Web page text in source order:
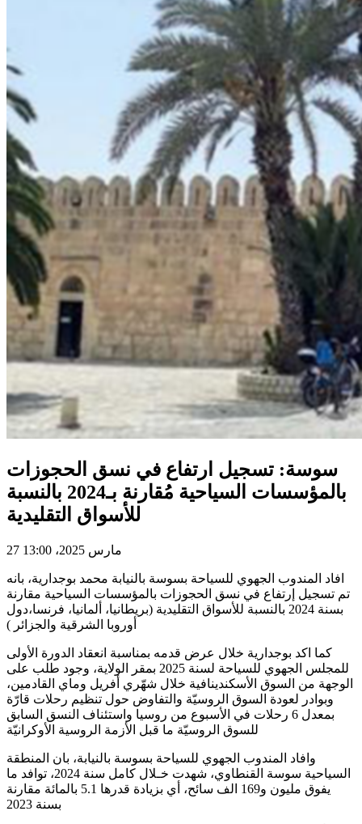
سوسة: تسجيل ارتفاع في نسق الحجوزات
بالمؤسسات السياحية مُقارنة بـ2024 بالنسبة
للأسواق التقليدية
27 مارس 2025، 13:00
افاد المندوب الجهوي للسياحة بسوسة بالنيابة محمد بوجدارية، بانه
تم تسجيل إرتفاع في نسق الحجوزات بالمؤسسات السياحية مقارنة
بسنة 2024 بالنسبة للأسواق التقليدية (بريطانيا، ألمانيا، فرنسا،دول
أوروبا الشرقية والجزائر )
كما اكد بوجدارية خلال عرض قدمه بمناسبة انعقاد الدورة الأولى
للمجلس الجهوي للسياحة لسنة 2025 بمقر الولاية، وجود طلب على
الوجهة من السوق الأسكندينافية خلال شهّري أفريل وماي القادمين،
وبوادر لعودة السوق الروسيّة والتفاوض حول تنظيم رحلات قارّة
بمعدل 6 رحلات في الأسبوع من روسيا واستئناف النسق السابق
للسوق الروسيّة ما قبل الأزمة الروسية الأوكرانيّة
وافاد المندوب الجهوي للسياحة بسوسة بالنيابة، بان المنطقة
السياحية سوسة القنطاوي، شهدت خـلال كامل سنة 2024، توافد ما
يفوق مليون و169 الف سائح، أي بزيادة قدرها 5.1 بالمائة مقارنة
بسنة 2023